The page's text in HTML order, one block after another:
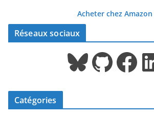
Acheter chez Amazon
Réseaux sociaux
Bluesky GitHub Facebook LinkedIn
Catégories